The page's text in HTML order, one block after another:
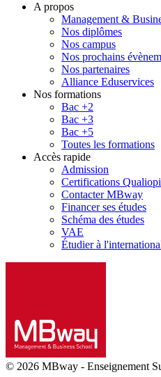
A propos
Management &
Nos diplômes
Nos campus
Nos prochains
Nos partenaires
Alliance Eduservices
Nos formations
Bac +2
Bac +3
Bac +5
Toutes les formations
Accès rapide
Admission
Certifications Qualiopi
Contacter MBway
Financer ses études
Schéma des études
VAE
Étudier à
© 2026 MBway - Enseignement